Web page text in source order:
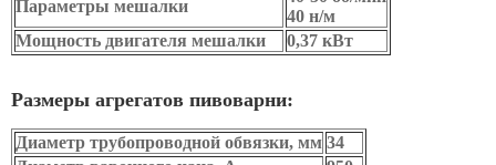
Параметры мешалки
40 н/м
Мощность двигателя мешалки
0,37 кВт
Размеры агрегатов пивоварни:
Диаметр трубопроводной обвязки, мм 34